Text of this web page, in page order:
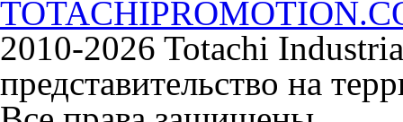
2010-2026 Totachi
представительство на